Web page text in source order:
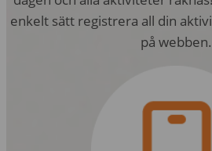
enkelt sätt registrera all din
på webben.